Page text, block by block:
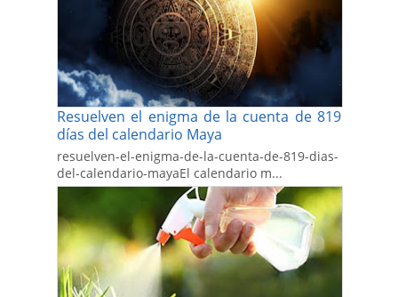
Resuelven el enigma de la cuenta de 819
días del calendario Maya
resuelven-el-enigma-de-la-cuenta-de-819-dias-
del-calendario-mayaEl calendario m...